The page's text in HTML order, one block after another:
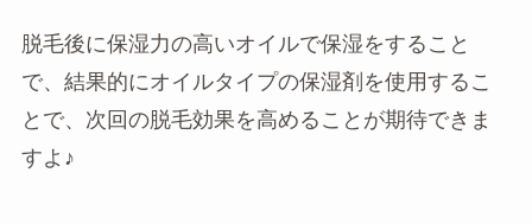
脱毛後に保湿力の高いオイルで保湿をすること
で、結果的にオイルタイプの保湿剤を使用するこ
とで、次回の脱毛効果を高めることが期待できま
すよ♪